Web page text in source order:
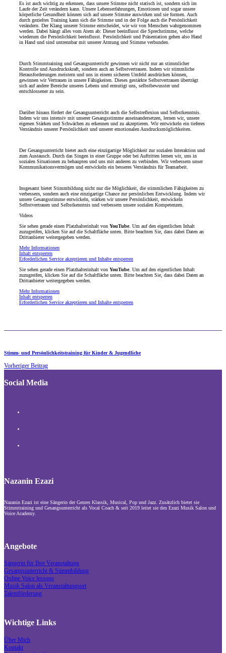
Es ist auch wichtig zu erkennen, dass unsere Stimme nicht statisch ist, sondern sich im
Laufe der Zeit verändern kann. Unsere Lebenserfahrungen, Emotionen und sogar unsere
körperliche Gesundheit können sich auf unsere Stimme auswirken und sie formen. Auch
durch gezieltes Training kann sich die Stimme und in der Folge auch die Persönlichkeit
verändern. Der Klang unserer Stimme entscheidet, wie wir von Menschen wahrgenommen
werden. Dabei hängt alles vom Atem ab: Dieser beeinflusst die Sprechstimme, welche
wiederum die Persönlichkeit beeinflusst. Persönlichkeit und Präsentation gehen also Hand
in Hand und sind untrennbar mit unserer Atmung und Stimme verbunden.
Durch Stimmtraining und Gesangsunterricht gewinnen wir nicht nur an stimmlicher
Kontrolle und Ausdruckskraft, sondern auch an Selbstvertrauen. Indem wir stimmliche
Herausforderungen meistern und uns in einem sicheren Umfeld ausdrücken können,
gewinnen wir Vertrauen in unsere Fähigkeiten. Dieses gestärkte Selbstvertrauen überträgt
sich auf andere Bereiche unseres Lebens und ermutigt uns, selbstbewusster und
entschlossener zu sein.
Darüber hinaus fördert der Gesangsunterricht auch die Selbstreflexion und Selbstkenntnis.
Indem wir uns intensiv mit unserer Gesangsstimme auseinandersetzen, lernen wir, unsere
eigenen Stärken und Schwächen zu erkennen und zu akzeptieren. Wir entwickeln ein tieferes
Verständnis unserer Persönlichkeit und unserer emotionalen Ausdrucksmöglichkeiten.
Der Gesangsunterricht bietet auch eine einzigartige Möglichkeit zur sozialen Interaktion und
zum Austausch. Durch das Singen in einer Gruppe oder bei Auftritten lernen wir, uns in
sozialen Situationen zu behaupten und uns mit anderen zu verbinden. Wir verbessern unser
Kommunikationsvermögen und entwickeln ein besseres Verständnis für Teamarbeit.
Insgesamt bietet Stimmbildung nicht nur die Möglichkeit, die stimmlichen Fähigkeiten zu
verbessern, sondern auch eine einzigartige Chance zur persönlichen Entwicklung. Indem wir
unsere Gesangsstimme entwickeln, stärken wir unsere Persönlichkeit, entwickeln
Selbstvertrauen und Selbstkenntnis und verbessern unsere sozialen Kompetenzen.
Videos
Sie sehen gerade einen Platzhalterinhalt von YouTube. Um auf den eigentlichen Inhalt
zuzugreifen, klicken Sie auf die Schaltfläche unten. Bitte beachten Sie, dass dabei Daten an
Drittanbieter weitergegeben werden.
Mehr Informationen
Inhalt entsperren
Erforderlichen Service akzeptieren und Inhalte entsperren
Sie sehen gerade einen Platzhalterinhalt von YouTube. Um auf den eigentlichen Inhalt
zuzugreifen, klicken Sie auf die Schaltfläche unten. Bitte beachten Sie, dass dabei Daten an
Drittanbieter weitergegeben werden.
Mehr Informationen
Inhalt entsperren
Erforderlichen Service akzeptieren und Inhalte entsperren
Vorheriger Beitrag
Stimm- und Persönlichkeitstraining für Kinder & Jugendliche
Nazanin Ezazi
Nazanin Ezazi ist eine Sängerin der Genres Klassik, Musical, Pop und Jazz. Zusätzlich bietet sie
Stimmtraining und Gesangsunterricht als Vocal Coach & seit 2019 leitet sie den Ezazi Musik Salon und
Voice Academy.
Angebote
Sängerin für Ihre Veranstaltung
Gesangsunterricht & Stimmbildung
Online Voice lessons
Musik Salon als Veranstaltungsort
Talentförderung
Wichtige Links
Über Mich
Kontakt
Social Media